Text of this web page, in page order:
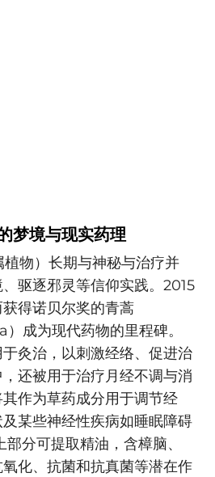
梦境与现实药理
物）长期与神秘与治疗并
驱逐邪灵等信仰实践。2015
得诺贝尔奖的青蒿
成为现代药物的里程碑。
灸治，以刺激经络、促进治
还被用于治疗月经不调与消
作为草药成分用于调节经
某些神经性疾病如睡眠障碍
分可提取精油，含樟脑、
化、抗菌和抗真菌等潜在作